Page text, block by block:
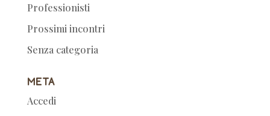
Professionisti
Prossimi incontri
Senza categoria
Meta
Accedi